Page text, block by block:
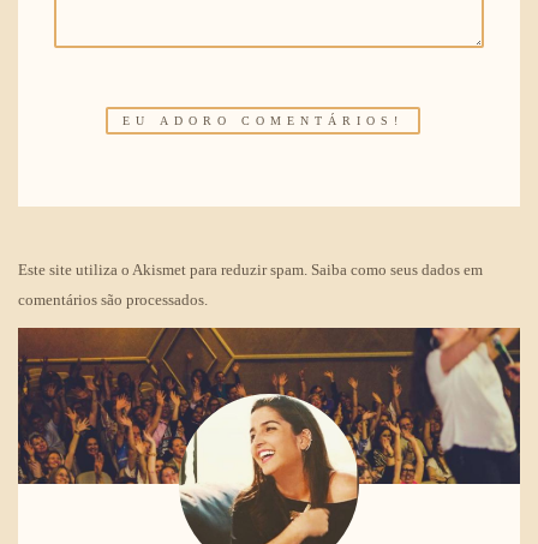
Este site utiliza o Akismet para reduzir spam. Saiba como seus dados em
comentários são processados.